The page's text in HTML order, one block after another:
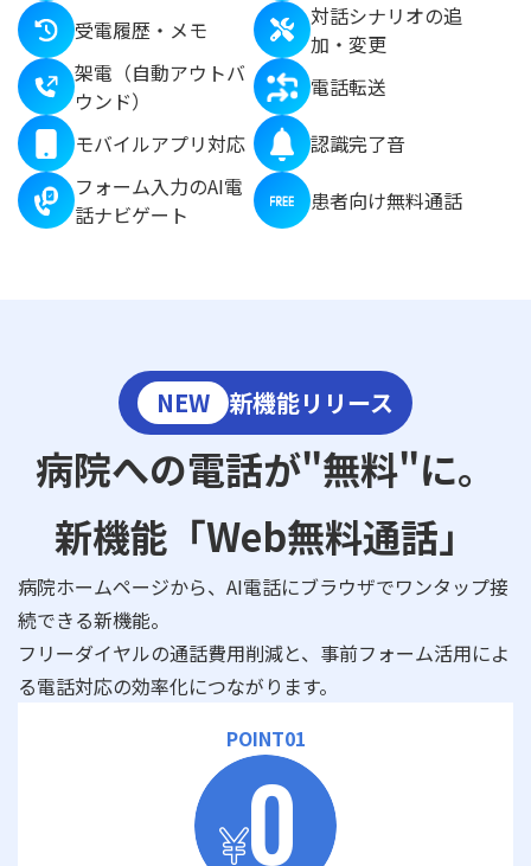
受電履歴・メモ
対話シナリオの追
加・変更
架電（自動アウトバ
ウンド）
電話転送
モバイルアプリ対応
認識完了音
フォーム入力のAI電
話ナビゲート
患者向け無料通話
NEW 新機能リリース
病院への電話が"無料"に。
新機能「Web無料通話」
病院ホームページから、AI電話にブラウザでワンタップ接
続できる新機能。
フリーダイヤルの通話費用削減と、事前フォーム活用によ
る電話対応の効率化につながります。
POINT01